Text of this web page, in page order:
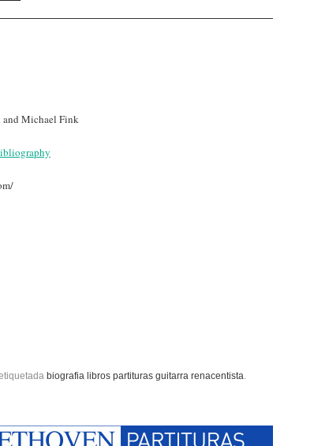
Michael Fink
biografia libros partituras guitarra renacentista